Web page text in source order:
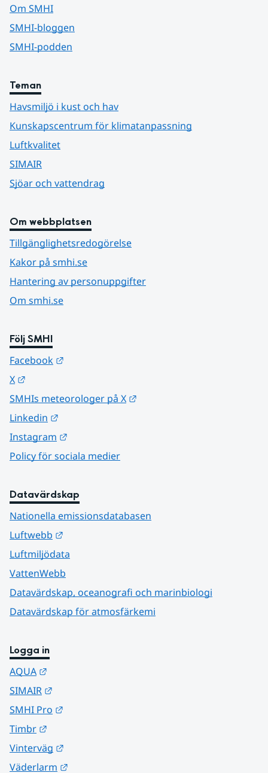
Om SMHI
SMHI-bloggen
SMHI-podden
Teman
Havsmiljö i kust och hav
Kunskapscentrum för klimatanpassning
Luftkvalitet
SIMAIR
Sjöar och vattendrag
Om webbplatsen
Tillgänglighetsredogörelse
Kakor på smhi.se
Hantering av personuppgifter
Om smhi.se
Följ SMHI
Facebook
X
SMHIs meteorologer på X
Linkedin
Instagram
Policy för sociala medier
Datavärdskap
Nationella emissionsdatabasen
Luftwebb
Luftmiljödata
VattenWebb
Datavärdskap, oceanografi och marinbiologi
Datavärdskap för atmosfärkemi
Logga in
AQUA
SIMAIR
SMHI Pro
Timbr
Vinterväg
Väderlarm